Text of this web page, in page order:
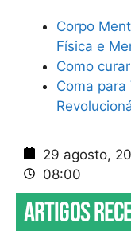
Corpo
Física e
Como
Coma
29 agosto,
08:00
Artigos